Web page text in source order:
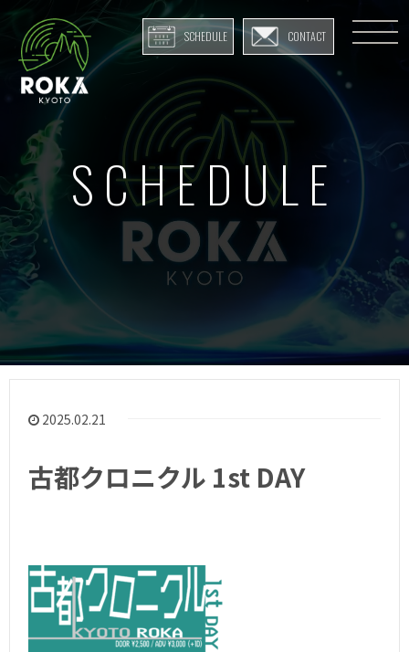
SCHEDULE CONTACT
SCHEDULE
2025.02.21
古都クロニクル 1st DAY